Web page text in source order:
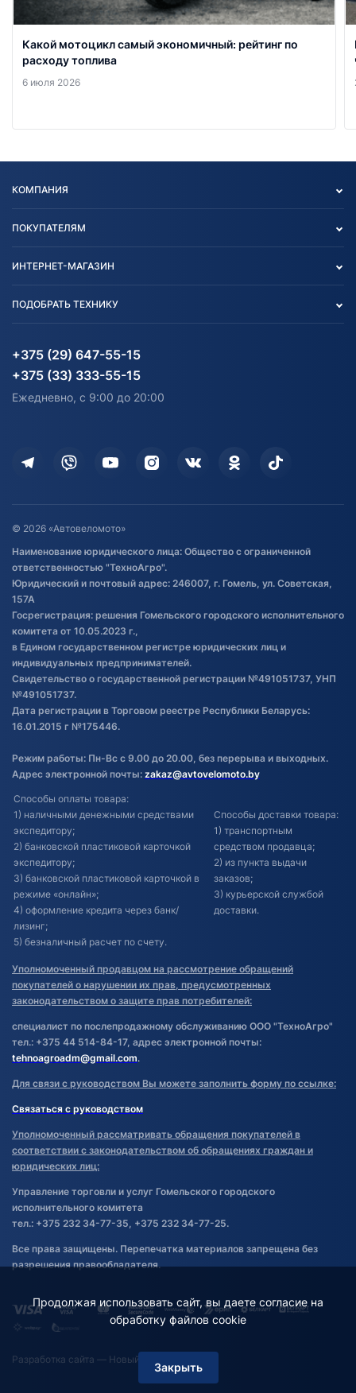
Какой мотоцикл самый экономичный: рейтинг по
расходу топлива
6 июля 2026
КОМПАНИЯ
Блог
Карта сайта
ПОКУПАТЕЛЯМ
Согласие на обработку
Информация до получения
согласия на обработку
Доставка
Дополнительные услуги
Оставить отзыв
Договор публичной оферты
Обработка файлов cookie
Постановка транспорта на учет
Обновления в ЭПТС 2024
ИНТЕРНЕТ-МАГАЗИН
Агротехника
Водный транспорт
Электротранспорт
Здоровье
ПОДОБРАТЬ ТЕХНИКУ
Агротехника
Электротранспорт
+375 (29) 647-55-15
+375 (33) 333-55-15
Ежедневно, с 9:00 до 20:00
© 2026 «Автовеломото»
Наименование юридического лица: Общество с ограниченной
ответственностью "ТехноАгро".
Юридический и почтовый адрес: 246007, г. Гомель, ул. Советская,
157А
Госрегистрация: решения Гомельского городского исполнительного
комитета от 10.05.2023 г.,
в Едином государственном регистре юридических лиц и
индивидуальных предпринимателей.
Свидетельство о государственной регистрации №491051737, УНП
№491051737.
Дата регистрации в Торговом реестре Республики Беларусь:
16.01.2015 г №175446.
Режим работы: Пн-Вс с 9.00 до 20.00, без перерыва и выходных.
Адрес электронной почты: zakaz@avtovelomoto.by
Способы оплаты товара:
1) наличными денежными средствами
экспедитору;
2) банковской пластиковой карточкой
экспедитору;
3) банковской пластиковой карточкой в
режиме «онлайн»;
4) оформление кредита через банк/
лизинг;
5) безналичный расчет по счету.
Способы доставки товара:
1) транспортным
средством продавца;
2) из пункта выдачи
заказов;
3) курьерской службой
доставки.
Уполномоченный продавцом на рассмотрение обращений
покупателей о нарушении их прав, предусмотренных
законодательством о защите прав потребителей:
специалист по послепродажному обслуживанию ООО "ТехноАгро"
тел.: +375 44 514-84-17, адрес электронной почты:
tehnoagroadm@gmail.com.
Для связи с руководством Вы можете заполнить форму по ссылке:
Связаться с руководством
Уполномоченный рассматривать обращения покупателей в
соответствии с законодательством об обращениях граждан и
юридических лиц:
Управление торговли и услуг Гомельского городского
исполнительного комитета
тел.: +375 232 34-77-35, +375 232 34-77-25.
Все права защищены. Перепечатка материалов запрещена без
разрешения правообладателя.
Разработка сайта — Новый Сайт
Продолжая использовать сайт, вы даете согласие на
обработку файлов cookie
Закрыть